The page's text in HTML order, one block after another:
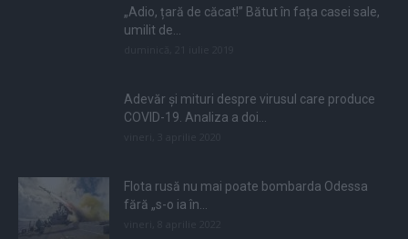
„Adio, țară de căcat!” Bătut în fața casei sale,
umilit de...
Adevăr și mituri despre virusul care produce
COVID-19. Analiza a doi...
Flota rusă nu mai poate bombarda Odessa
fără „s-o ia în...